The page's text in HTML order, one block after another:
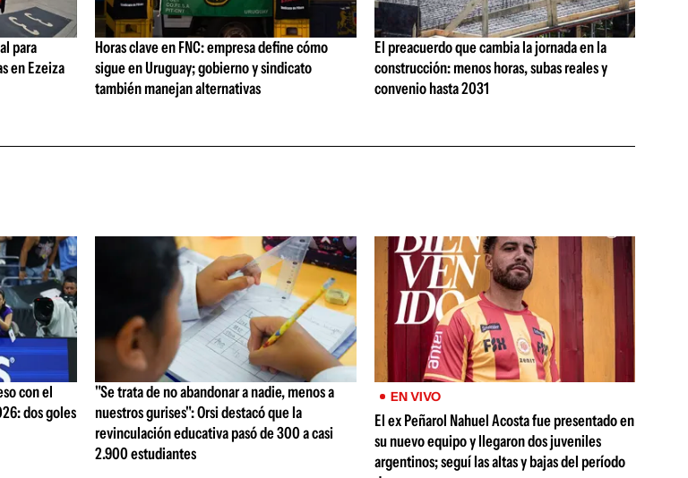
para
en Ezeiza
Horas clave en FNC: empresa define cómo
sigue en Uruguay; gobierno y sindicato
también manejan alternativas
El preacuerdo que cambia la jornada en la
construcción: menos horas, subas reales y
convenio hasta 2031
con el
dos goles
"Se trata de no abandonar a nadie, menos a
nuestros gurises": Orsi destacó que la
revinculación educativa pasó de 300 a casi
2.900 estudiantes
EN VIVO
El ex Peñarol Nahuel Acosta fue presentado en
su nuevo equipo y llegaron dos juveniles
argentinos; seguí las altas y bajas del período